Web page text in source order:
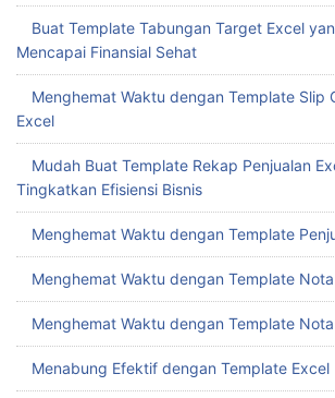
Buat Template Tabungan Target Excel
Mencapai Finansial Sehat
Menghemat Waktu dengan Template Slip
Excel
Mudah Buat Template Rekap Penjualan
Tingkatkan Efisiensi Bisnis
Menghemat Waktu dengan Template
Menghemat Waktu dengan Template
Menghemat Waktu dengan Template
Menabung Efektif dengan Template Excel